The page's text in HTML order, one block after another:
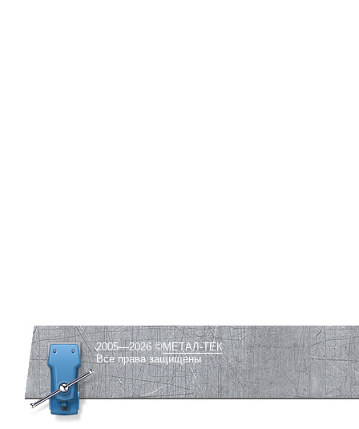
2005—2026 ©МЕТАЛ-ТЕК
Все права защищены